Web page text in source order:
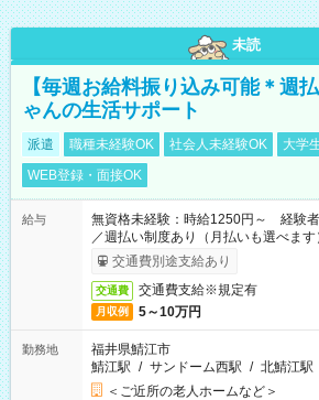
未読
【毎週お給料振り込み可能＊週
ゃんの生活サポート
派遣 職種未経験OK 社会人未経験OK 大学
WEB登録・面接OK
給与
無資格未経験：時給1250円～ 経験
／週払い制度あり（月払いも選べま
了次第のお支払いとなります。
交通費別途支給あり
交通費 交通費支給※規定有
月収例 5～10万円
勤務地
福井県鯖江市
鯖江駅 / サンドーム西駅 / 北鯖江駅
＜ご近所の老人ホームなど＞